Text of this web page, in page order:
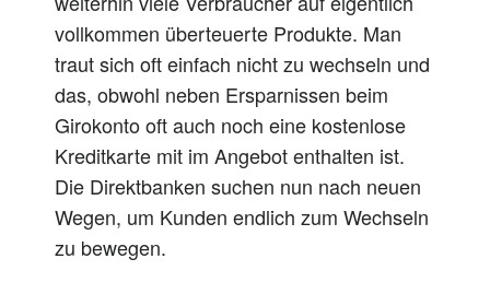
vollkommen überteuerte Produkte. Man
traut sich oft einfach nicht zu wechseln und
das, obwohl neben Ersparnissen beim
Girokonto oft auch noch eine kostenlose
Kreditkarte mit im Angebot enthalten ist.
Die Direktbanken suchen nun nach neuen
Wegen, um Kunden endlich zum Wechseln
zu bewegen.